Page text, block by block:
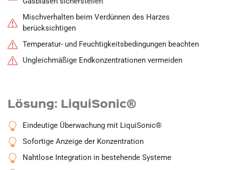
Mischverhalten beim Verdünnen des Harzes
berücksichtigen
Temperatur- und Feuchtigkeitsbedingungen beachten
Ungleichmäßige Endkonzentrationen vermeiden
Lösung: LiquiSonic®
Eindeutige Überwachung mit LiquiSonic®
Sofortige Anzeige der Konzentration
Nahtlose Integration in bestehende Systeme